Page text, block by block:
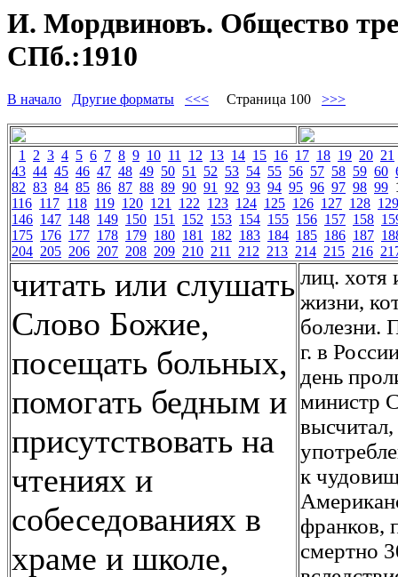
И. Мордвиновъ. Общество
СПб.:1910
В начало Другие форматы <<< Страница 100 >>>
1 2 3 4 5 6 7 8 9 10 11 12 13 14 15 16 17 18 19 20 21
43 44 45 46 47 48 49 50 51 52 53 54 55 56 57 58 59 60
82 83 84 85 86 87 88 89 90 91 92 93 94 95 96 97 98 99
116 117 118 119 120 121 122 123 124 125 126 127 128 129
146 147 148 149 150 151 152 153 154 155 156 157 158
175 176 177 178 179 180 181 182 183 184 185 186 187
204 205 206 207 208 209 210 211 212 213 214 215 216
читать или слушать
Слово Божие,
посещать больных,
помогать бедным и
присутствовать на
чтениях и
собеседованиях в
храме и школе,
лиц. хотя
жизни,
болезни.
г. в
день
министр
к
франков,
смертно